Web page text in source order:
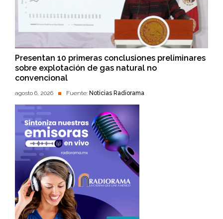
Presentan 10 primeras conclusiones preliminares
sobre explotación de gas natural no
convencional
agosto 6, 2026 Fuente: Noticias Radiorama